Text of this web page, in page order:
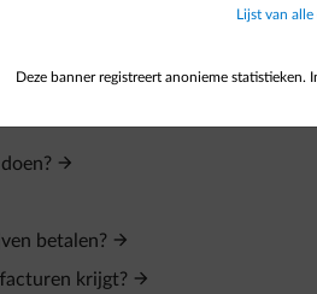
betalen?
krijgt?
Lijst van alle
Deze banner registreert anonieme statistieken.